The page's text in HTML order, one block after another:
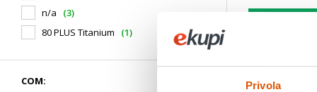
Privola
n/a
(3)
80 PLUS Titanium
(1)
COM:
Brand:
SSD 1: 512 GB